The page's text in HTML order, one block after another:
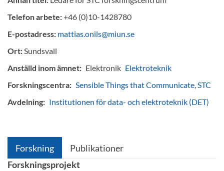
Telefon arbete:+46 (0)10-1428780
E-postadress: mattias.onils@miun.se
Ort:Sundsvall
Anställd inom ämnet: Elektronik Elektroteknik
Forskningscentra: Sensible Things that Communicate, STC
Avdelning: Institutionen för data- och elektroteknik (DET)
Forskning
Publikationer
Forskningsprojekt